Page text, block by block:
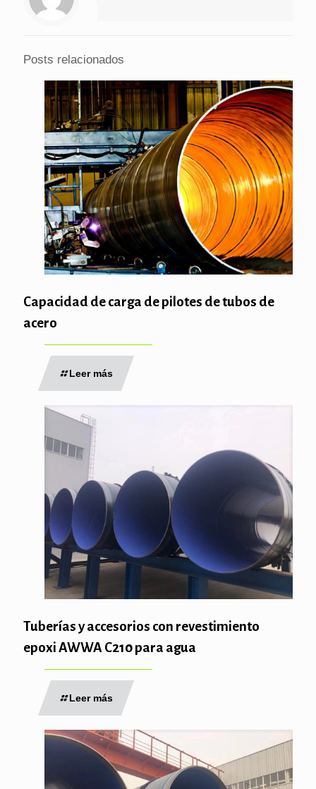
Posts relacionados
Capacidad de carga de pilotes de tubos de
acero
Leer más
Tuberías y accesorios con revestimiento
epoxi AWWA C210 para agua
Leer más